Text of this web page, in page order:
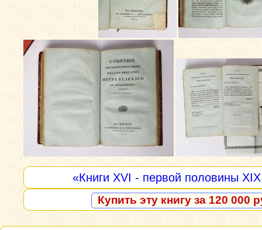
«Книги XVI - первой половины
Купить эту книгу за 120 000